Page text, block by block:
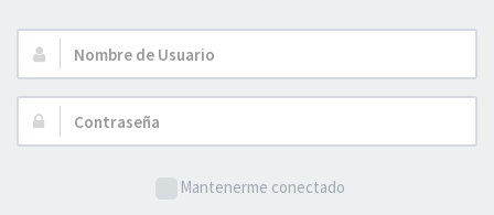
Nombre
de
Usuario:
Contraseña:
Mantenerme conectado